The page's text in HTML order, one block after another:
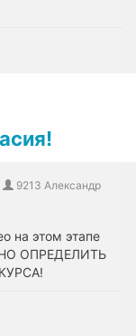
9213 Александр
на этом этапе
ОПРЕДЕЛИТЬ